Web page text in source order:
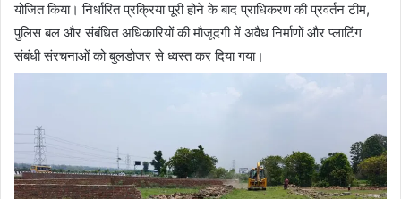
योजित किया। निर्धारित प्रक्रिया पूरी होने के बाद प्राधिकरण की प्रवर्तन टीम,
पुलिस बल और संबंधित अधिकारियों की मौजूदगी में अवैध निर्माणों और प्लाटिंग
संबंधी संरचनाओं को बुलडोजर से ध्वस्त कर दिया गया।